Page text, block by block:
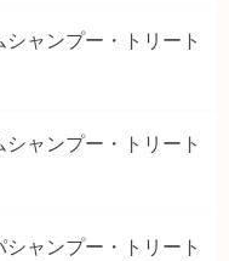
ャンプー・トリート
ャンプー・トリート
ャンプー・トリート